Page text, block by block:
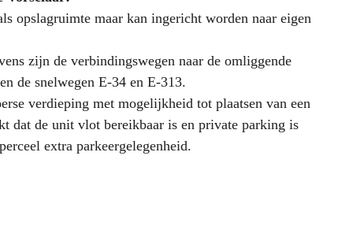
opslagruimte maar kan ingericht worden naar eigen
zijn de verbindingswegen naar de omliggende
de snelwegen E-34 en E-313.
verdieping met mogelijkheid tot plaatsen van een
dat de unit vlot bereikbaar is en private parking is
extra parkeergelegenheid.